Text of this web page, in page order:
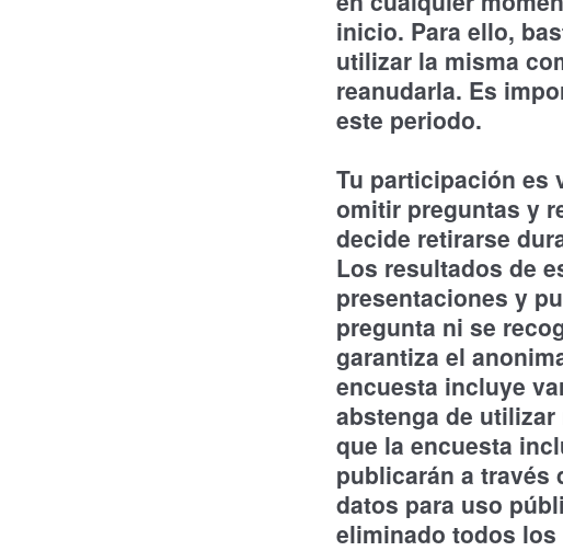
inicio. Para ello,
utilizar la misma
reanudarla. Es
este periodo.
Tu participación es
omitir preguntas y
decide retirarse
Los resultados de
presentaciones y
pregunta ni se
garantiza el
encuesta incluye
abstenga de
que la encuesta
publicarán a través
datos para uso
eliminado todos